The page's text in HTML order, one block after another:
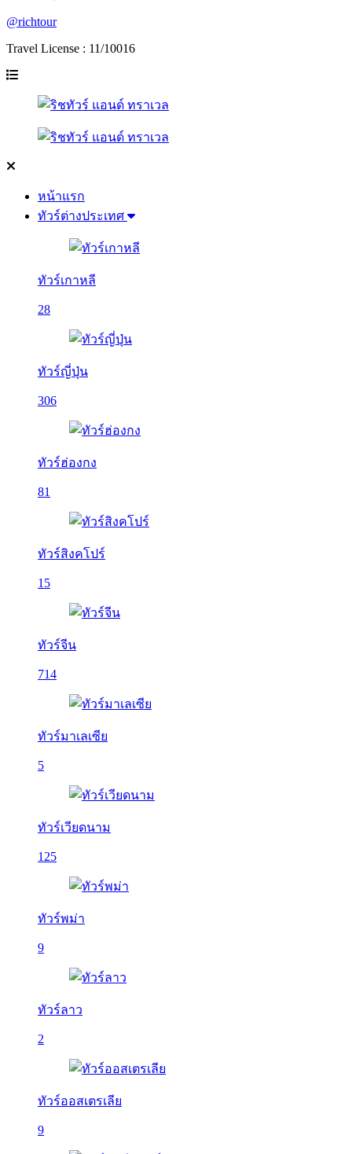
@richtour
Travel License : 11/10016
หน้าแรก
ทัวร์ต่างประเทศ
ทัวร์เกาหลี
28
ทัวร์ญี่ปุ่น
306
ทัวร์ฮ่องกง
81
ทัวร์สิงคโปร์
15
ทัวร์จีน
714
ทัวร์มาเลเซีย
5
ทัวร์เวียดนาม
125
ทัวร์พม่า
9
ทัวร์ลาว
2
ทัวร์ออสเตรเลีย
9